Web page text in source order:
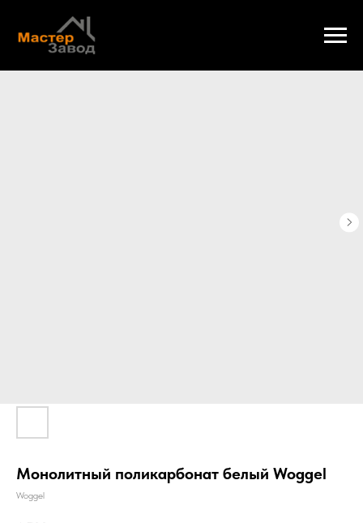
Монолитный поликарбонат белый Woggel
Woggel